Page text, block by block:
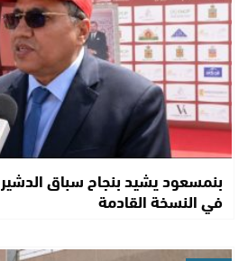
بنمسعود يشيد بنجاح سباق
في النسخة القادمة